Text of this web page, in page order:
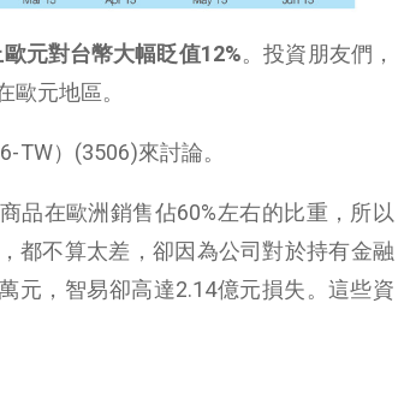
元對台幣大幅眨值12%。投資朋友們，
元地區。
TW）(3506)來討論。
品在歐洲銷售佔60%左右的比重，所以
都不算太差，卻因為公司對於持有金融
元，智易卻高達2.14億元損失。這些資